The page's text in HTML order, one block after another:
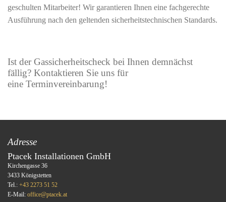
geschulten Mitarbeiter! Wir garantieren Ihnen eine fachgerechte
Ausführung nach den geltenden sicherheitstechnischen Standards.
Ist der Gassicherheitscheck bei Ihnen demnächst
fällig? Kontaktieren Sie uns für
eine Terminvereinbarung!
Adresse
Ptacek Installationen GmbH
Kirchengasse 36
3433 Königstetten
Tel.: +43 2273 51 52
E-Mail: office@ptacek.at